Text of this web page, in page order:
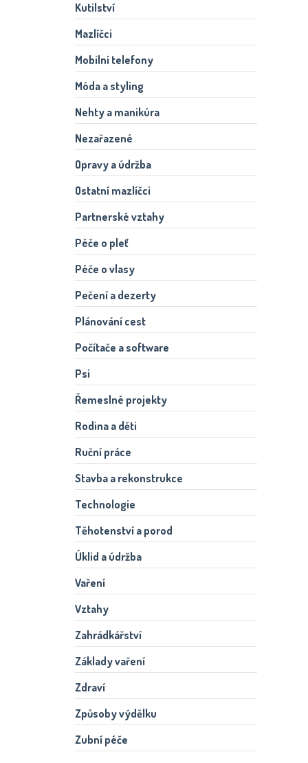
Kutilství
Mazlíčci
Mobilní telefony
Móda a styling
Nehty a manikúra
Nezařazené
Opravy a údržba
Ostatní mazlíčci
Partnerské vztahy
Péče o pleť
Péče o vlasy
Pečení a dezerty
Plánování cest
Počítače a software
Psi
Řemeslné projekty
Rodina a děti
Ruční práce
Stavba a rekonstrukce
Technologie
Těhotenství a porod
Úklid a údržba
Vaření
Vztahy
Zahrádkářství
Základy vaření
Zdraví
Způsoby výdělku
Zubní péče